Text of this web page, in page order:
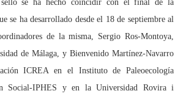
sello se ha hecho coincidir con el final de la
se ha desarrollado desde el 18 de septiembre al
de la misma, Sergio Ros-Montoya,
de Málaga, y Bienvenido Martínez-Navarro
ICREA en el Instituto de Paleoecología
Social-IPHES y en la Universidad Rovira i